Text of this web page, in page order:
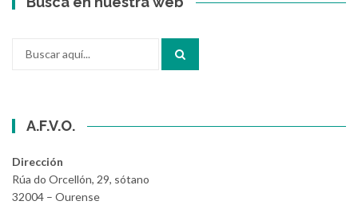
A.F.V.O.
Dirección
Rúa do Orcellón, 29, sótano
32004 – Ourense